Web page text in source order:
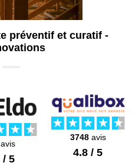
préventif et curatif -
avis
/ 5
3748avis
4.8 / 5